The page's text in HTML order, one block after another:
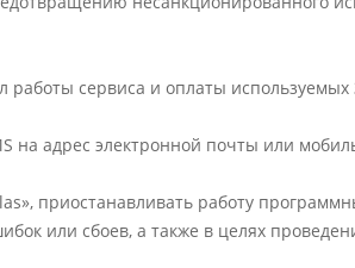
сервиса и оплаты
адрес электронной почты или
приостанавливать работу
или сбоев, а также в целях